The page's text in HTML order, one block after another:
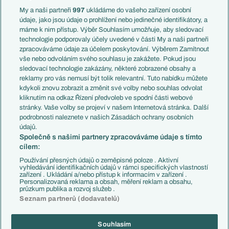
Témata
Představení týmů MS
EuroSkauting
PL v kostce
Evropské koeficienty
Přestupy
Přestupové spekulace
Zranění
Kluby
Arsenal FC
Chelsea FC
Manchester United
AC Milán
Juventus FC
Bayern Mnichov
FC Barcelona
Real Madrid
Francie
Itálie
Německo
Španělsko
Argentina
Brazílie
Přestupy
Zápasy
Livescore
Tipovací soutěž
My a naši partneři997 ukládáme do vašeho zařízení osobní
údaje, jako jsou údaje o prohlížení nebo jedinečné identifikátory, a
máme k nim přístup. Výběr Souhlasím umožňuje, aby sledovací
technologie podporovaly účely uvedené v části My a naši partneři
zpracováváme údaje za účelem poskytování. Výběrem Zamítnout
vše nebo odvoláním svého souhlasu je zakážete. Pokud jsou
sledovací technologie zakázány, některé zobrazené obsahy a
reklamy pro vás nemusí být tolik relevantní. Tuto nabídku můžete
kdykoli znovu zobrazit a změnit své volby nebo souhlas odvolat
kliknutím na odkaz Řízení předvoleb ve spodní části webové
stránky. Vaše volby se projeví v našem Internetová stránka. Další
podrobnosti naleznete v našich Zásadách ochrany osobních
údajů.
Společně s našimi partnery zpracováváme údaje s tímto
cílem:
Používání přesných údajů o zeměpisné poloze . Aktivní
vyhledávání identifikačních údajů v rámci specifických vlastností
zařízení . Ukládání a/nebo přístup k informacím v zařízení .
Personalizovaná reklama a obsah, měření reklam a obsahu,
průzkum publika a rozvoj služeb .
Seznam partnerů (dodavatelů)
Souhlasím